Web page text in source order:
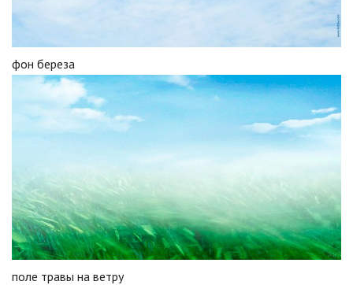
фон береза
поле травы на ветру